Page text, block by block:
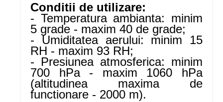
Conditii de utilizare:
- Temperatura ambianta: minim
5 grade - maxim 40 de grade;
- Umiditatea aerului: minim 15
RH - maxim 93 RH;
- Presiunea atmosferica: minim
700 hPa - maxim 1060 hPa
(altitudinea maxima de
functionare - 2000 m).